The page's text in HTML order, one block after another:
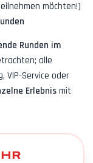
möchten!)
Runden im
alle
VIP-Service oder
Erlebnis mit